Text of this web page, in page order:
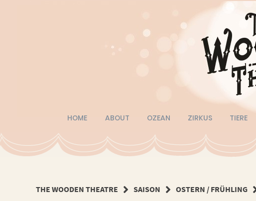
HOME ABOUT OZEAN ZIRKUS TIERE
THE WOODEN THEATRE SAISON OSTERN / FRÜHLING